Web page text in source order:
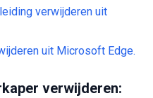
verwijderen uit
uit Microsoft Edge.
verwijderen: